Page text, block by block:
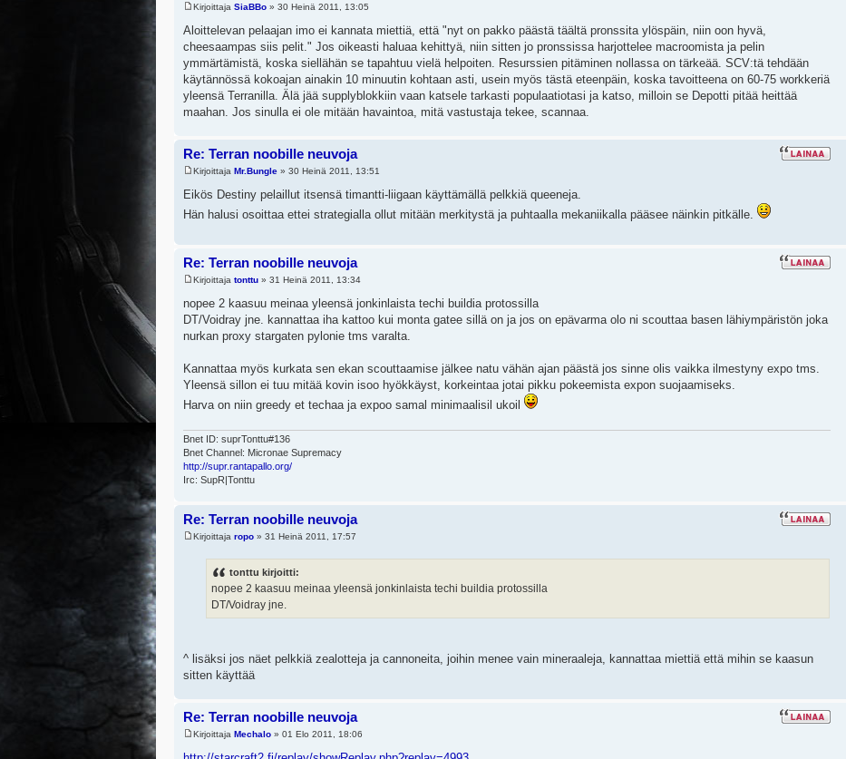
Kirjoittaja SiaBBo » 30 Heinä 2011, 13:05
Aloittelevan pelaajan imo ei kannata miettiä, että "nyt on pakko päästä täältä pronssita ylöspäin, niin oon hyvä,
cheesaampas siis pelit." Jos oikeasti haluaa kehittyä, niin sitten jo pronssissa harjottelee macroomista ja pelin
ymmärtämistä, koska siellähän se tapahtuu vielä helpoiten. Resurssien pitäminen nollassa on tärkeää. SCV:tä tehdään
käytännössä kokoajan ainakin 10 minuutin kohtaan asti, usein myös tästä eteenpäin, koska tavoitteena on 60-75 workkeriä
yleensä Terranilla. Älä jää supplyblokkiin vaan katsele tarkasti populaatiotasi ja katso, milloin se Depotti pitää heittää
maahan. Jos sinulla ei ole mitään havaintoa, mitä vastustaja tekee, scannaa.
Re: Terran noobille neuvoja
Kirjoittaja Mr.Bungle » 30 Heinä 2011, 13:51
Eikös Destiny pelaillut itsensä timantti-liigaan käyttämällä pelkkiä queeneja.
Hän halusi osoittaa ettei strategialla ollut mitään merkitystä ja puhtaalla mekaniikalla pääsee näinkin pitkälle.
Re: Terran noobille neuvoja
Kirjoittaja tonttu » 31 Heinä 2011, 13:34
nopee 2 kaasuu meinaa yleensä jonkinlaista techi buildia protossilla
DT/Voidray jne. kannattaa iha kattoo kui monta gatee sillä on ja jos on epävarma olo ni scouttaa basen lähiympäristön joka
nurkan proxy stargaten pylonie tms varalta.
Kannattaa myös kurkata sen ekan scouttaamise jälkee natu vähän ajan päästä jos sinne olis vaikka ilmestyny expo tms.
Yleensä sillon ei tuu mitää kovin isoo hyökkäyst, korkeintaa jotai pikku pokeemista expon suojaamiseks.
Harva on niin greedy et techaa ja expoo samal minimaalisil ukoil
Bnet ID: suprTonttu#136
Bnet Channel: Micronae Supremacy
http://supr.rantapallo.org/
Irc: SupR|Tonttu
Re: Terran noobille neuvoja
Kirjoittaja ropo » 31 Heinä 2011, 17:57
tonttu kirjoitti:
nopee 2 kaasuu meinaa yleensä jonkinlaista techi buildia protossilla
DT/Voidray jne.
^ lisäksi jos näet pelkkiä zealotteja ja cannoneita, joihin menee vain mineraaleja, kannattaa miettiä että mihin se kaasun
sitten käyttää
Re: Terran noobille neuvoja
Kirjoittaja Mechalo » 01 Elo 2011, 18:06